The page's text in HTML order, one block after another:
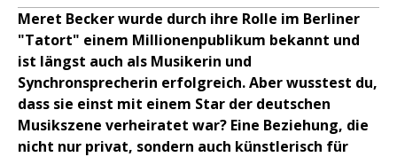
Meret Becker wurde durch ihre Rolle im Berliner
"Tatort" einem Millionenpublikum bekannt und
ist längst auch als Musikerin und
Synchronsprecherin erfolgreich. Aber wusstest du,
dass sie einst mit einem Star der deutschen
Musikszene verheiratet war? Eine Beziehung, die
nicht nur privat, sondern auch künstlerisch für